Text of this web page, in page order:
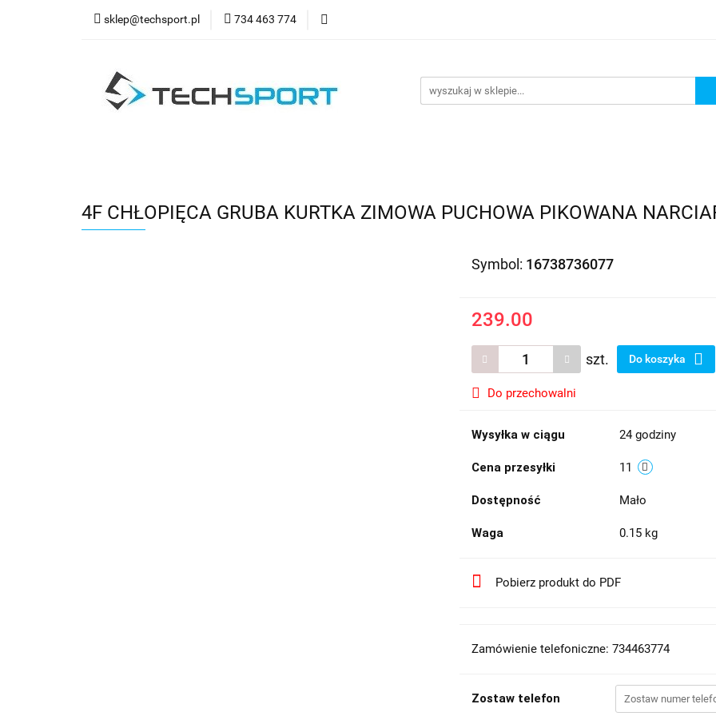
sklep@techsport.pl 734 463 774
WYPRZEDAŻ
4F CHŁOPIĘCA GRUBA KURTKA ZIMOWA PUCHOWA PIKOWANA
Symbol: 16738736077
239.00
szt. Do koszyka
Do przechowalni
Wysyłka w ciągu 24 godziny
Cena przesyłki 11
Dostępność Mało
Waga 0.15 kg
Pobierz produkt do PDF
Zamówienie telefoniczne: 734463774
Zostaw telefon